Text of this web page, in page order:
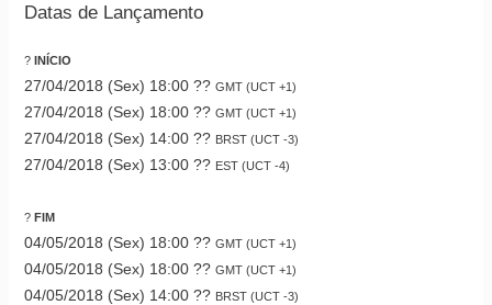
Datas de Lançamento
? INÍCIO
27/04/2018 (Sex) 18:00 ?? GMT (UCT +1)
27/04/2018 (Sex) 18:00 ?? GMT (UCT +1)
27/04/2018 (Sex) 14:00 ?? BRST (UCT -3)
27/04/2018 (Sex) 13:00 ?? EST (UCT -4)
? FIM
04/05/2018 (Sex) 18:00 ?? GMT (UCT +1)
04/05/2018 (Sex) 18:00 ?? GMT (UCT +1)
04/05/2018 (Sex) 14:00 ?? BRST (UCT -3)